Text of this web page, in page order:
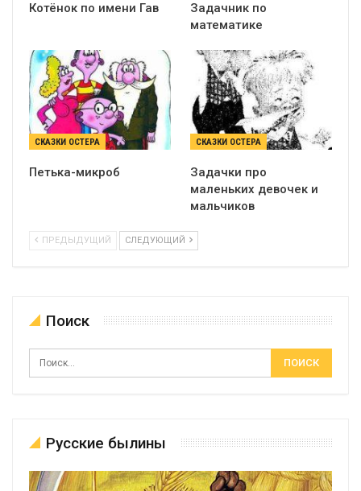
Котёнок по имени Гав
Задачник по
математике
СКАЗКИ ОСТЕРА
Петька-микроб
СКАЗКИ ОСТЕРА
Задачки про
маленьких девочек и
мальчиков
ПРЕДЫДУЩИЙ СЛЕДУЮЩИЙ
Поиск
Русские былины